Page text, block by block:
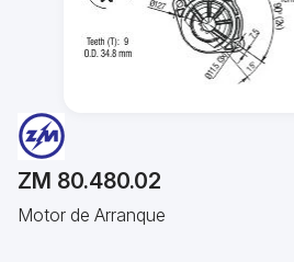
ZM 80.480.02
Motor de Arranque